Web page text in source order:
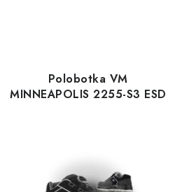
Polobotka VM
MINNEAPOLIS 2255-S3 ESD